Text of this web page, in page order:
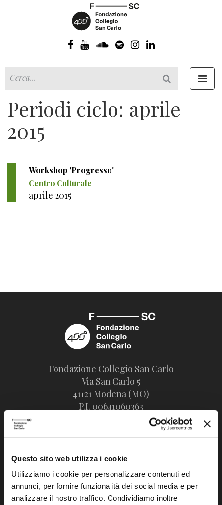
Questo sito web utilizza i cookie
Utilizziamo i cookie per personalizzare contenuti ed
annunci, per fornire funzionalità dei social media e per
analizzare il nostro traffico. Condividiamo inoltre
Periodi ciclo: aprile
2015
Workshop 'Progresso'
Centro Culturale
aprile 2015
Fondazione Collegio San Carlo
Via San Carlo 5
41121 Modena (MO)
P.I. 00641060363
tel. 059.421211
Posta certificata (PEC)
fondazionecollegiosancarlo@legalmail.it